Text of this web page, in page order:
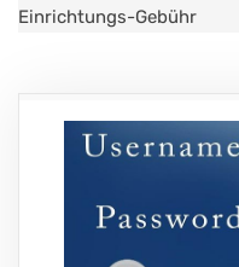
Einrichtungs-Gebühr